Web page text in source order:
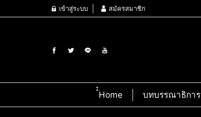
เข้าสู่ระบบ สมัครสมาชิก
๋๋Home บทบรรณาธิการ